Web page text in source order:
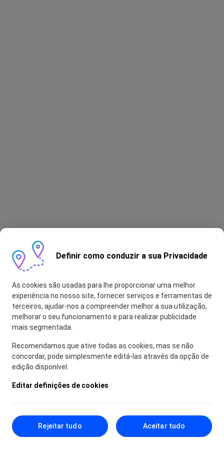
Definir como conduzir a sua Privacidade
As cookies são usadas para lhe proporcionar uma melhor
experiência no nosso site, fornecer serviços e ferramentas de
terceiros, ajudar-nos a compreender melhor a sua utilização,
melhorar o seu funcionamento e para realizar publicidade
mais segmentada.
Recomendamos que ative todas as cookies, mas se não
concordar, pode simplesmente editá-las através da opção de
edição disponível.
Editar definições de cookies
Rejeitar tudo Aceitar tudo